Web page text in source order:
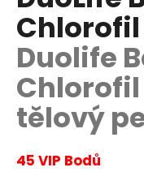
0,0
z
5
hvězdiček.
Chlorofil
Duolife
Chlorofil
tělový
45 VIP Bodů
a
j
í
t
?